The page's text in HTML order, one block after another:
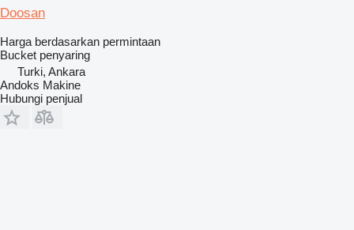
Doosan
Harga berdasarkan permintaan
Bucket penyaring
Turki, Ankara
Andoks Makine
Hubungi penjual